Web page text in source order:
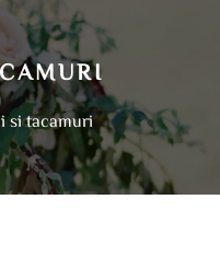
si tacamuri